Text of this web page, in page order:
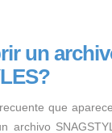
un
que
archivo